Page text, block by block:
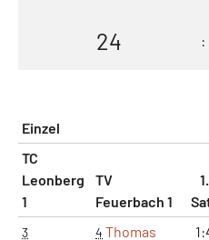
24 :
Einzel
TC
Leonberg
1
TV
Feuerbach 1
1.
3 4 Thomas